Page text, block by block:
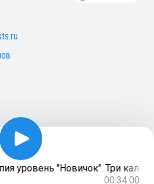
уровень "Новичок". Три
00:34:00